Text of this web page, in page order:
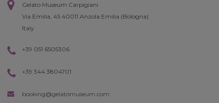
Gelato Museum Carpigiani
Via Emilia, 45 40011 Anzola Emilia (Bologna)
Italy
+39 051 6505306
+39 344 3804701
booking@gelatomuseum.com